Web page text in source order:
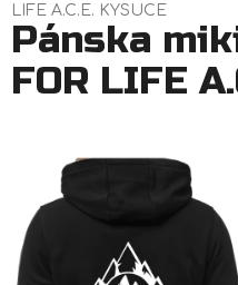
LIFE A.C.E. KYSUCE
Pánska
FOR LIFE